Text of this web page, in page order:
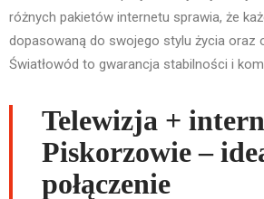
różnych pakietów internetu sprawia, że
dopasowaną do swojego stylu życia oraz
Światłowód to gwarancja stabilności i
Telewizja +
Piskorzowie –
połączenie